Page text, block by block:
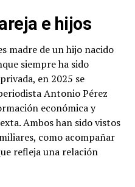
e hijos
madre de un hijo nacido
siempre ha sido
en 2025 se
Antonio Pérez
económica y
Ambos han sido vistos
como acompañar
refleja una relación